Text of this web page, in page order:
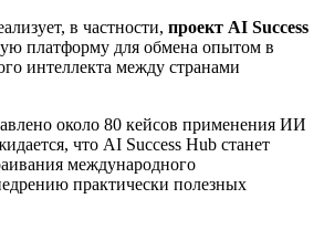
в частности, проект AI Success
платформу для обмена опытом в
интеллекта между странами
около 80 кейсов применения ИИ
что AI Success Hub станет
международного
практически полезных